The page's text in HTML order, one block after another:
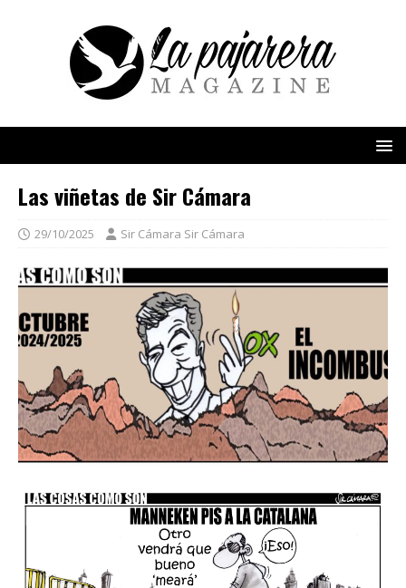
Las viñetas de Sir Cámara
29/10/2025 Sir Cámara Sir Cámara